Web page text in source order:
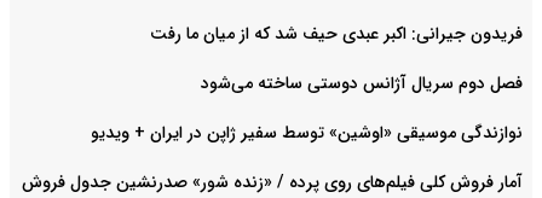
فریدون جیرانی: اکبر عبدی حیف شد که از میان ما رفت
فصل دوم سریال آژانس دوستی ساخته می‌شود
نوازندگی موسیقی «اوشین» توسط سفیر ژاپن در ایران + ویدیو
آمار فروش کلی فیلم‌های روی پرده / «زنده شور» صدرنشین جدول فروش